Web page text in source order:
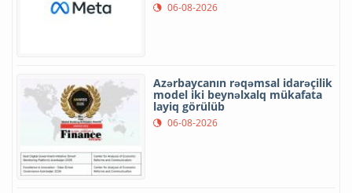
06-08-2026
Azərbaycanın rəqəmsal idarəçilik
model iki beynəlxalq mükafata
layiq görülüb
06-08-2026